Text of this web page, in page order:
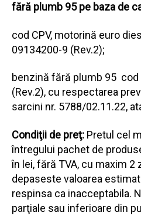
fără plumb 95 pe baza de
cod CPV, motorină euro
09134200-9 (Rev.2);
benzină fără plumb 95 cod
(Rev.2), cu respectarea
sarcini nr. 5788/02.11.22,
Condiţii de preţ: Pretul cel
întregului pachet de
în lei, fără TVA, cu maxim 2
depaseste valoarea
respinsa ca inacceptabila.
parţiale sau inferioare din